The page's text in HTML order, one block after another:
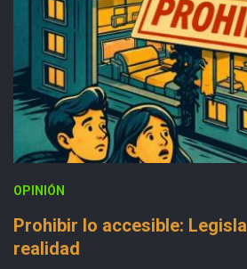
OPINIÓN
Prohibir lo accesible:
realidad